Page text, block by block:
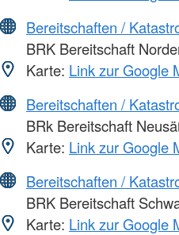
Bereitschaften /
BRK Bereitschaft
Karte: Link zur Google
Bereitschaften /
BRk Bereitschaft
Karte: Link zur Google
Bereitschaften /
BRK Bereitschaft
Karte: Link zur Google